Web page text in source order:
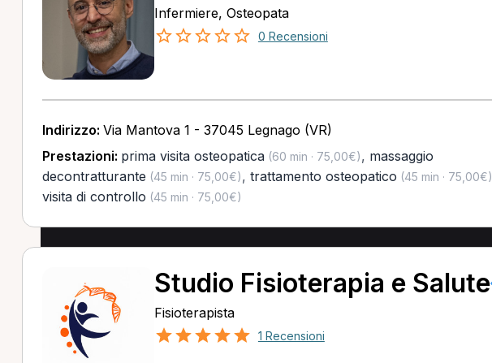
Infermiere, Osteopata
0 Recensioni
Indirizzo: Via Mantova 1 - 37045 Legnago (VR)
Prestazioni: prima visita osteopatica(60 min · 75,00€), massaggio
decontratturante (45 min · 75,00€), trattamento osteopatico (45 min · 75,00€)
visita di controllo (45 min · 75,00€)
Studio Fisioterapia e Salute
Fisioterapista
1 Recensioni